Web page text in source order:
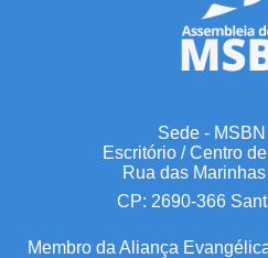
Sede - MSBN
Escritório / Centro
Rua das
CP: 2690-366
Membro da Aliança